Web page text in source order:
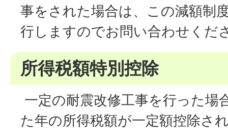
事をされた場合は、この減額制
行しますのでお問い合わせくだ
所得税額特別控除
一定の耐震改修工事を行った場
た年の所得税額が一定額控除さ